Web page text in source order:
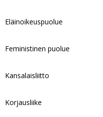
Eläinoikeuspuolue
Feministinen puolue
Kansalaisliitto
Korjausliike